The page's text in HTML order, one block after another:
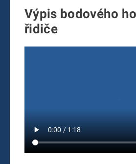
Výpis bodového
řidiče